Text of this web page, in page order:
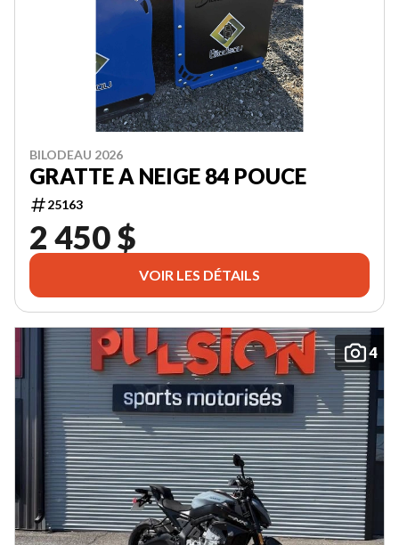
BILODEAU 2026
GRATTE A NEIGE 84 POUCE
25163
2 450 $
VOIR LES DÉTAILS
4